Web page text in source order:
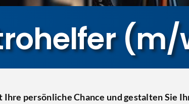
Ihre persönliche Chance und gestalten Sie